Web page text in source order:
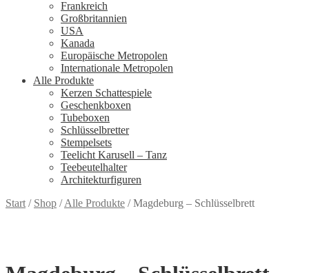
Frankreich
Großbritannien
USA
Kanada
Europäische Metropolen
Internationale Metropolen
Alle Produkte
Kerzen Schattespiele
Geschenkboxen
Tubeboxen
Schlüsselbretter
Stempelsets
Teelicht Karusell – Tanz
Teebeutelhalter
Architekturfiguren
Start / Shop /Alle Produkte /Magdeburg – Schlüsselbrett